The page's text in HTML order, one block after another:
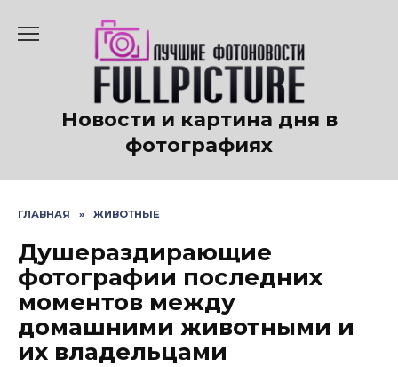
содержанию
Новости и картина дня в
фотографиях
ГЛАВНАЯ » ЖИВОТНЫЕ
Душераздирающие
фотографии последних
моментов между
домашними животными и
их владельцами